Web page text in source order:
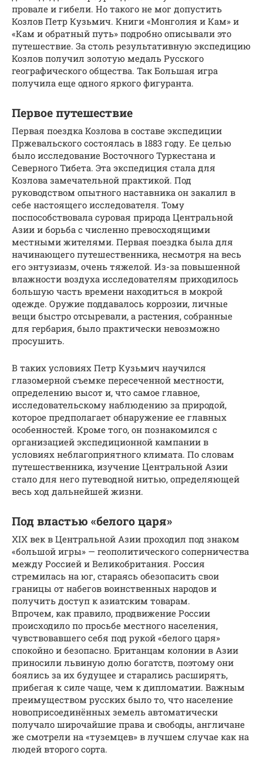
провале и гибели. Но такого не мог допустить
Козлов Петр Кузьмич. Книги «Монголия и Кам» и
«Кам и обратный путь» подробно описывали это
путешествие. За столь результативную экспедицию
Козлов получил золотую медаль Русского
географического общества. Так Большая игра
получила еще одного яркого фигуранта.
Первое путешествие
Первая поездка Козлова в составе экспедиции
Пржевальского состоялась в 1883 году. Ее целью
было исследование Восточного Туркестана и
Северного Тибета. Эта экспедиция стала для
Козлова замечательной практикой. Под
руководством опытного наставника он закалил в
себе настоящего исследователя. Тому
поспособствовала суровая природа Центральной
Азии и борьба с численно превосходящими
местными жителями. Первая поездка была для
начинающего путешественника, несмотря на весь
его энтузиазм, очень тяжелой. Из-за повышенной
влажности воздуха исследователям приходилось
большую часть времени находиться в мокрой
одежде. Оружие поддавалось коррозии, личные
вещи быстро отсыревали, а растения, собранные
для гербария, было практически невозможно
просушить.
В таких условиях Петр Кузьмич научился
глазомерной съемке пересеченной местности,
определению высот и, что самое главное,
исследовательскому наблюдению за природой,
которое предполагает обнаружение ее главных
особенностей. Кроме того, он познакомился с
организацией экспедиционной кампании в
условиях неблагоприятного климата. По словам
путешественника, изучение Центральной Азии
стало для него путеводной нитью, определяющей
весь ход дальнейшей жизни.
Под властью «белого царя»
ХIX век в Центральной Азии проходил под знаком
«большой игры» — геополитического соперничества
между Россией и Великобритания. Россия
стремилась на юг, стараясь обезопасить свои
границы от набегов воинственных народов и
получить доступ к азиатским товарам.
Впрочем, как правило, продвижение России
происходило по просьбе местного населения,
чувствовавшего себя под рукой «белого царя»
спокойно и безопасно. Британцам колонии в Азии
приносили львиную долю богатств, поэтому они
боялись за их будущее и старались расширять,
прибегая к силе чаще, чем к дипломатии. Важным
преимуществом русских было то, что население
новоприсоединённых земель автоматически
получало широчайшие права и свободы, англичане
же смотрели на «туземцев» в лучшем случае как на
людей второго сорта.